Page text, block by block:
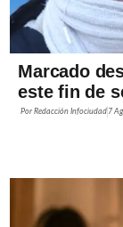
Marcado
este fin de
PorRedacción Infociudad 7